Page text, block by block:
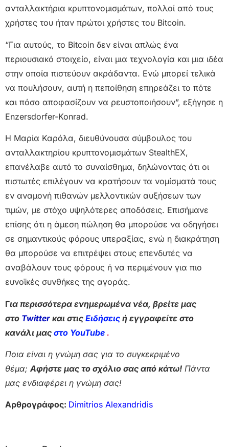
ανταλλακτήρια κρυπτονομισμάτων, πολλοί από τους
χρήστες του ήταν πρώτοι χρήστες του Bitcoin.
“Για αυτούς, το Bitcoin δεν είναι απλώς ένα
περιουσιακό στοιχείο, είναι μια τεχνολογία και μια ιδέα
στην οποία πιστεύουν ακράδαντα. Ενώ μπορεί τελικά
να πουλήσουν, αυτή η πεποίθηση επηρεάζει το πότε
και πόσο αποφασίζουν να ρευστοποιήσουν”, εξήγησε η
Enzersdorfer-Konrad.
Η Μαρία Καρόλα, διευθύνουσα σύμβουλος του
ανταλλακτηρίου κρυπτονομισμάτων StealthEX,
επανέλαβε αυτό το συναίσθημα, δηλώνοντας ότι οι
πιστωτές επιλέγουν να κρατήσουν τα νομίσματά τους
εν αναμονή πιθανών μελλοντικών αυξήσεων των
τιμών, με στόχο υψηλότερες αποδόσεις. Επισήμανε
επίσης ότι η άμεση πώληση θα μπορούσε να οδηγήσει
σε σημαντικούς φόρους υπεραξίας, ενώ η διακράτηση
θα μπορούσε να επιτρέψει στους επενδυτές να
αναβάλουν τους φόρους ή να περιμένουν για πιο
ευνοϊκές συνθήκες της αγοράς.
Για περισσότερα ενημερωμένα νέα, βρείτε μας
στο Twitter και στις Ειδήσεις ή εγγραφείτε στο
κανάλι μας στο YouTube .
Ποια είναι η γνώμη σας για το συγκεκριμένο
θέμα;Αφήστε μας το σχόλιο σας από κάτω! Πάντα
μας ενδιαφέρει η γνώμη σας!
Αρθρογράφος: Dimitrios Alexandridis